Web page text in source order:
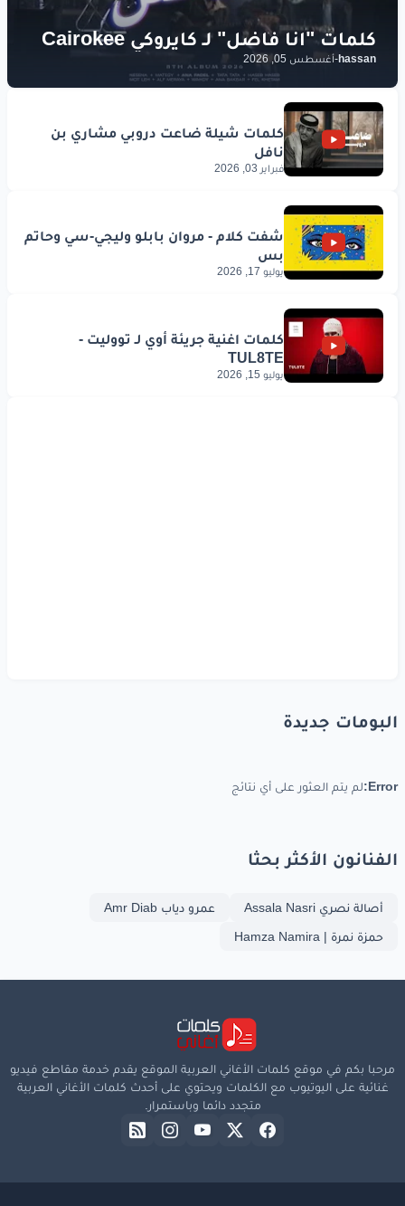
hassan
-أغسطس 05, 2026
فبراير 03, 2026
يوليو 17, 2026
يوليو 15, 2026
البومات جديدة
Error: لم يتم العثور على أي نتائج
الفنانون الأكثر بحثا
أصالة نصري Assala Nasri
عمرو دياب Amr Diab
حمزة نمرة | Hamza Namira
مرحبا بكم في موقع كلمات الأغاني العربية الموقع يقدم خدمة مقاطع فيديو
غنائية على اليوتيوب مع الكلمات ويحتوي على أحدث كلمات الأغاني العربية
متجدد دائما وباستمرار.